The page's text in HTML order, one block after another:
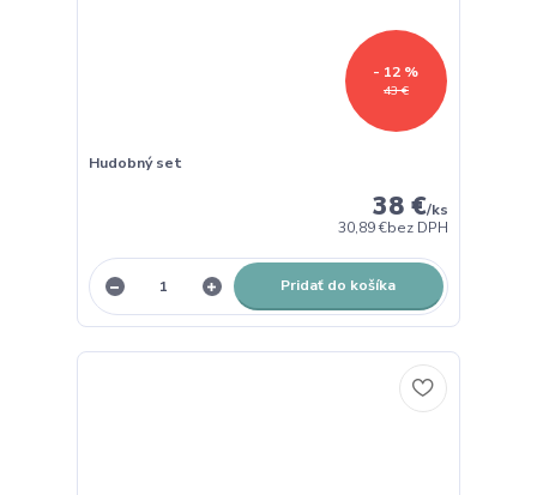
43 €
- 12 %
Hudobný set
38 €/ks
30,89 €bez DPH
Pridať do košíka